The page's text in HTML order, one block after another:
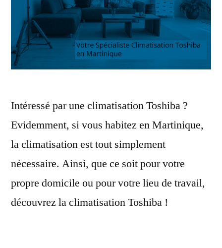
Intéressé par une climatisation Toshiba ?
Evidemment, si vous habitez en Martinique,
la climatisation est tout simplement
nécessaire. Ainsi, que ce soit pour votre
propre domicile ou pour votre lieu de travail,
découvrez la climatisation Toshiba !